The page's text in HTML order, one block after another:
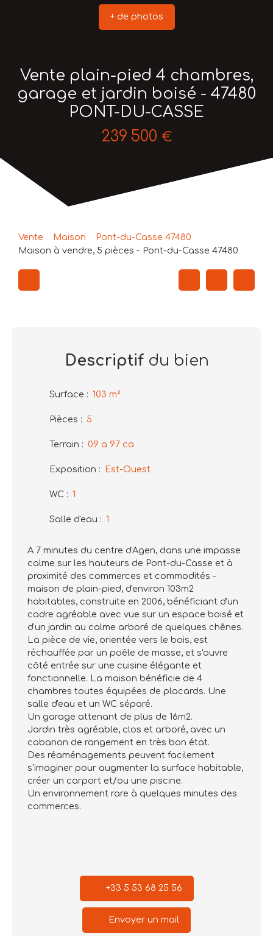
+ de photos
Vente plain-pied 4 chambres,
garage et jardin boisé - 47480
PONT-DU-CASSE
239 500 €
Vente Maison
Pont-du-Casse 47480
Maison à vendre, 5 pièces - Pont-du-Casse 47480
Descriptifdu bien
Surface : 103 m²
Pièces : 5
Terrain : 09 a 97 ca
Exposition : Est-Ouest
WC : 1
Salle d'eau : 1
A 7 minutes du centre d'Agen, dans une impasse
calme sur les hauteurs de Pont-du-Casse et à
proximité des commerces et commodités -
maison de plain-pied, d'environ 103m2
habitables, construite en 2006, bénéficiant d'un
cadre agréable avec vue sur un espace boisé et
d'un jardin au calme arboré de quelques chênes.
La pièce de vie, orientée vers le bois, est
réchauffée par un poêle de masse, et s'ouvre
côté entrée sur une cuisine élégante et
fonctionnelle. La maison bénéficie de 4
chambres toutes équipées de placards. Une
salle d'eau et un WC séparé.
Un garage attenant de plus de 16m2.
Jardin très agréable, clos et arboré, avec un
cabanon de rangement en très bon état.
Des réaménagements peuvent facilement
s'imaginer pour augmenter la surface habitable,
créer un carport et/ou une piscine.
Un environnement rare à quelques minutes des
commerces.
+33 5 53 68 25 56
Envoyer un mail